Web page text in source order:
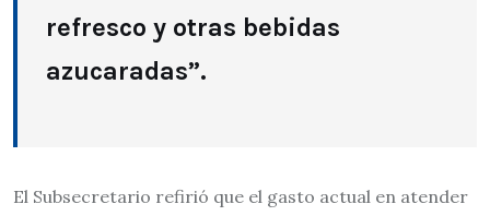
refresco y otras bebidas
azucaradas”.
El Subsecretario refirió que el gasto actual en atender